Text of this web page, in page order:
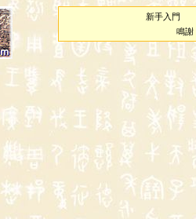
新手入門
鳴謝